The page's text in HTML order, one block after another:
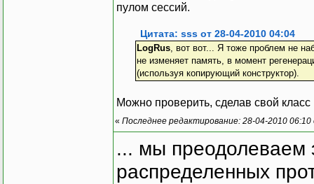
пулом сессий.
Цитата: sss от 28-04-2010 04:04
LogRus, вот вот... Я тоже проблем не
не изменяет память, в момент
(используя копирующий конструктор).
Можно проверить, сделав свой
« Последнее редактирование: 28-04-2010
... мы преодолеваем
распределенных